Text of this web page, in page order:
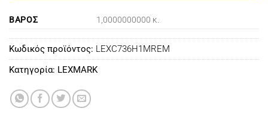
ΒΆΡΟΣ 1,0000000000 κ.
Κωδικός προϊόντος: LEXC736H1MREM
Κατηγορία: LEXMARK